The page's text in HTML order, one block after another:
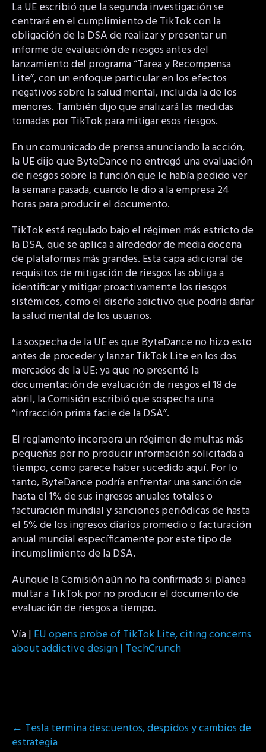
La UE escribió que la segunda investigación se
centrará en el cumplimiento de TikTok con la
obligación de la DSA de realizar y presentar un
informe de evaluación de riesgos antes del
lanzamiento del programa “Tarea y Recompensa
Lite”, con un enfoque particular en los efectos
negativos sobre la salud mental, incluida la de los
menores. También dijo que analizará las medidas
tomadas por TikTok para mitigar esos riesgos.
En un comunicado de prensa anunciando la acción,
la UE dijo que ByteDance no entregó una evaluación
de riesgos sobre la función que le había pedido ver
la semana pasada, cuando le dio a la empresa 24
horas para producir el documento.
TikTok está regulado bajo el régimen más estricto de
la DSA, que se aplica a alrededor de media docena
de plataformas más grandes. Esta capa adicional de
requisitos de mitigación de riesgos las obliga a
identificar y mitigar proactivamente los riesgos
sistémicos, como el diseño adictivo que podría dañar
la salud mental de los usuarios.
La sospecha de la UE es que ByteDance no hizo esto
antes de proceder y lanzar TikTok Lite en los dos
mercados de la UE: ya que no presentó la
documentación de evaluación de riesgos el 18 de
abril, la Comisión escribió que sospecha una
“infracción prima facie de la DSA”.
El reglamento incorpora un régimen de multas más
pequeñas por no producir información solicitada a
tiempo, como parece haber sucedido aquí. Por lo
tanto, ByteDance podría enfrentar una sanción de
hasta el 1% de sus ingresos anuales totales o
facturación mundial y sanciones periódicas de hasta
el 5% de los ingresos diarios promedio o facturación
anual mundial específicamente por este tipo de
incumplimiento de la DSA.
Aunque la Comisión aún no ha confirmado si planea
multar a TikTok por no producir el documento de
evaluación de riesgos a tiempo.
Vía | EU opens probe of TikTok Lite, citing concerns
about addictive design | TechCrunch
Post
navigation
← Tesla termina descuentos, despidos y cambios de
estrategia